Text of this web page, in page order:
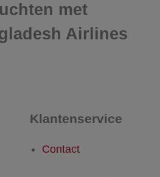
met
Airlines
Klantenservice
Contact